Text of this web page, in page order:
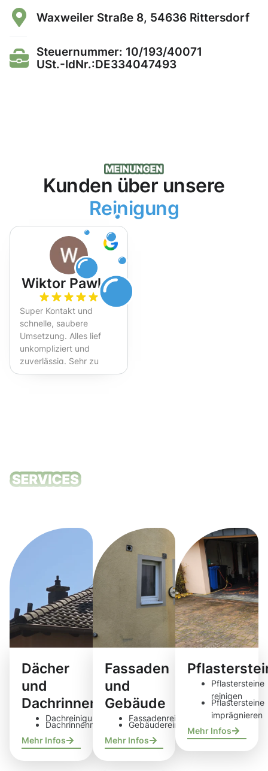
Waxweiler Straße 8, 54636 Rittersdorf
Steuernummer: 10/193/40071
USt.-IdNr.:DE334047493
Kunden über unsere
Reinigung
Wiktor Pawlak
Super Kontakt und
schnelle, saubere
Umsetzung. Alles lief
unkompliziert und
zuverlässig. Sehr zu
empfehlen!
Dächer
und
Dachrinnen
Dachreinigung
Dachrinnenreinigung
Mehr Infos
Fassaden
und
Gebäude
Fassadenreinigung
Gebäudereinigung
Mehr Infos
Pflastersteine
reinigen
Pflastersteine
imprägnieren
Mehr Infos